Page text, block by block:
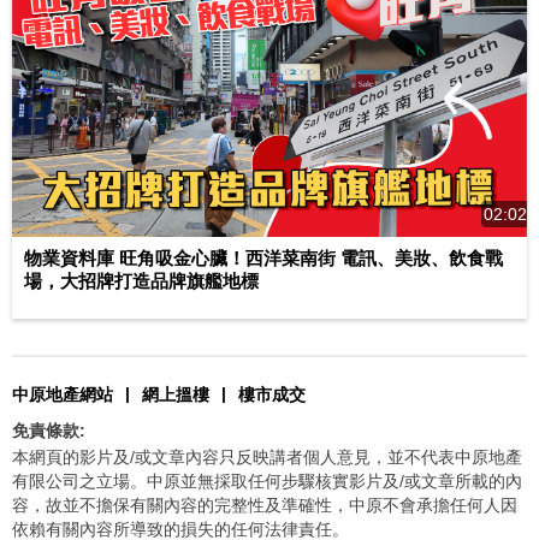
02:02
物業資料庫 旺角吸金心臟！西洋菜南街 電訊、美妝、飲食戰
場，大招牌打造品牌旗艦地標
中原地產網站 | 網上搵樓 |
樓市成交
免責條款:
本網頁的影片及/或文章內容只反映講者個人意見，並不代表中原地產
有限公司之立場。中原並無採取任何步驟核實影片及/或文章所載的內
容，故並不擔保有關內容的完整性及準確性，中原不會承擔任何人因
依賴有關內容所導致的損失的任何法律責任。